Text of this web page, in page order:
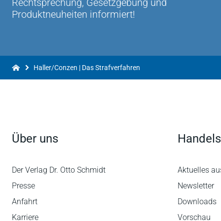
"Das Strafverfahren" ist eines der Bücher, die
Referendariat ans Herz legen kann.
Wer den Übergang von der Uni zum
bewerkstelligen möchte, sollte zu diesem Buch
Studium WS 2011/2012
Rechtsprechung, Gesetzgebung und
Produktneuheiten informiert!
Haller/Conzen | Das Strafverfahren
Über uns
Der Verlag Dr. Otto Schmidt
Presse
Anfahrt
Karriere
Aktuelles
Newsletter
Downloads
Vorschau